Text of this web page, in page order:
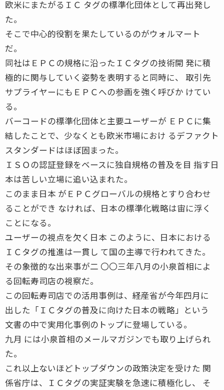
欧米にまたがるＩＣ タグの標準化団体として再出発し
た。
そこで中心的役割を果たしているのがウォルマート
だ。
同社はＥＰＣの規格に沿ったＩＣタグの技術開 発に積
極的に関与していく姿勢を表明すると同時に、 取引先
サプライヤーにもＥＰＣへの参画を強く呼びか けてい
る。
バーコードの標準化団体と主要ユーザーが ＥＰＣに集
結したことで、少なくとも欧米市場におけ るデファクト
スタンダードはほぼ固まった。
ＩＳＯの認証登録をベースに独自規格の普及を目 指す日
本は苦しい立場に追い込まれた。
このまま日本 がＥＰＣグローバルの規格とすり合わせ
ることができ なければ、日本の標準化戦略は宙に浮く
ことになる。
ユーザーの視点を欠く日本 このように、日本における
ＩＣタグの推進は一貫し て国の主導で行われてきた。
その象徴的な出来事が二 〇〇三年八月の小泉首相によ
る回転寿司店の視察だ。
この回転寿司店での活用事例は、経産省が今年四月に
出した「ＩＣタグの普及に向けた日本の戦略」という
文書の中で実用化事例のトップに登場している。
九月 には小泉首相のメールマガジンでも取り上げられ
た。
これ以上ないほどトップダウンの政策決定を受けた 関
係省庁は、ＩＣタグの実証実験を急速に積極化し、 そ